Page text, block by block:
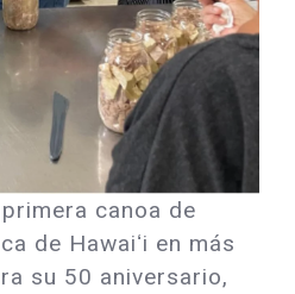
canoa de
de Hawaiʻi en más
su 50 aniversario,